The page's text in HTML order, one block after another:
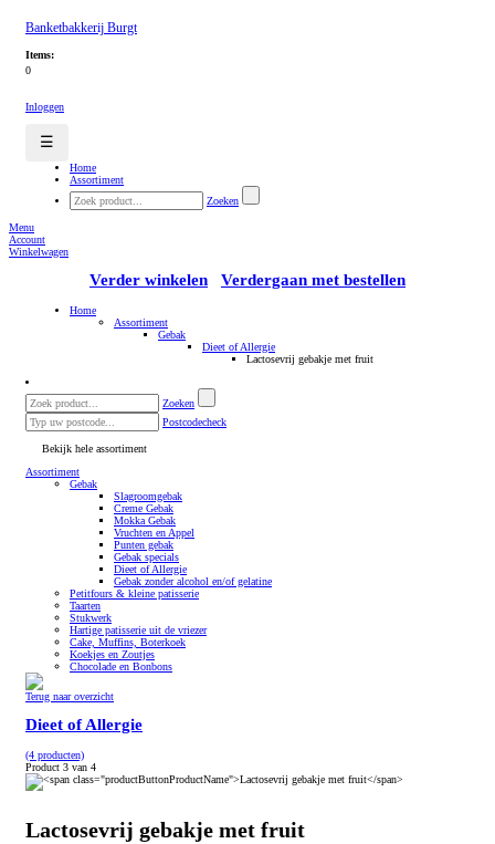
Banketbakkerij Burgt
Items:
0
Inloggen
☰
Home
Assortiment
Zoeken
Menu
Account
Winkelwagen
Verder winkelen Verdergaan met bestellen
Home
Assortiment
Gebak
Dieet of Allergie
Lactosevrij gebakje met fruit
Zoeken
Postcodecheck
Bekijk hele assortiment
Assortiment
Gebak
Slagroomgebak
Creme Gebak
Mokka Gebak
Vruchten en Appel
Punten gebak
Gebak specials
Dieet of Allergie
Gebak zonder alcohol en/of gelatine
Petitfours & kleine patisserie
Taarten
Stukwerk
Hartige patisserie uit de vriezer
Cake, Muffins, Boterkoek
Koekjes en Zoutjes
Chocolade en Bonbons
Terug naar overzicht
Dieet of Allergie
(4 producten)
Product 3 van 4
Lactosevrij gebakje met fruit